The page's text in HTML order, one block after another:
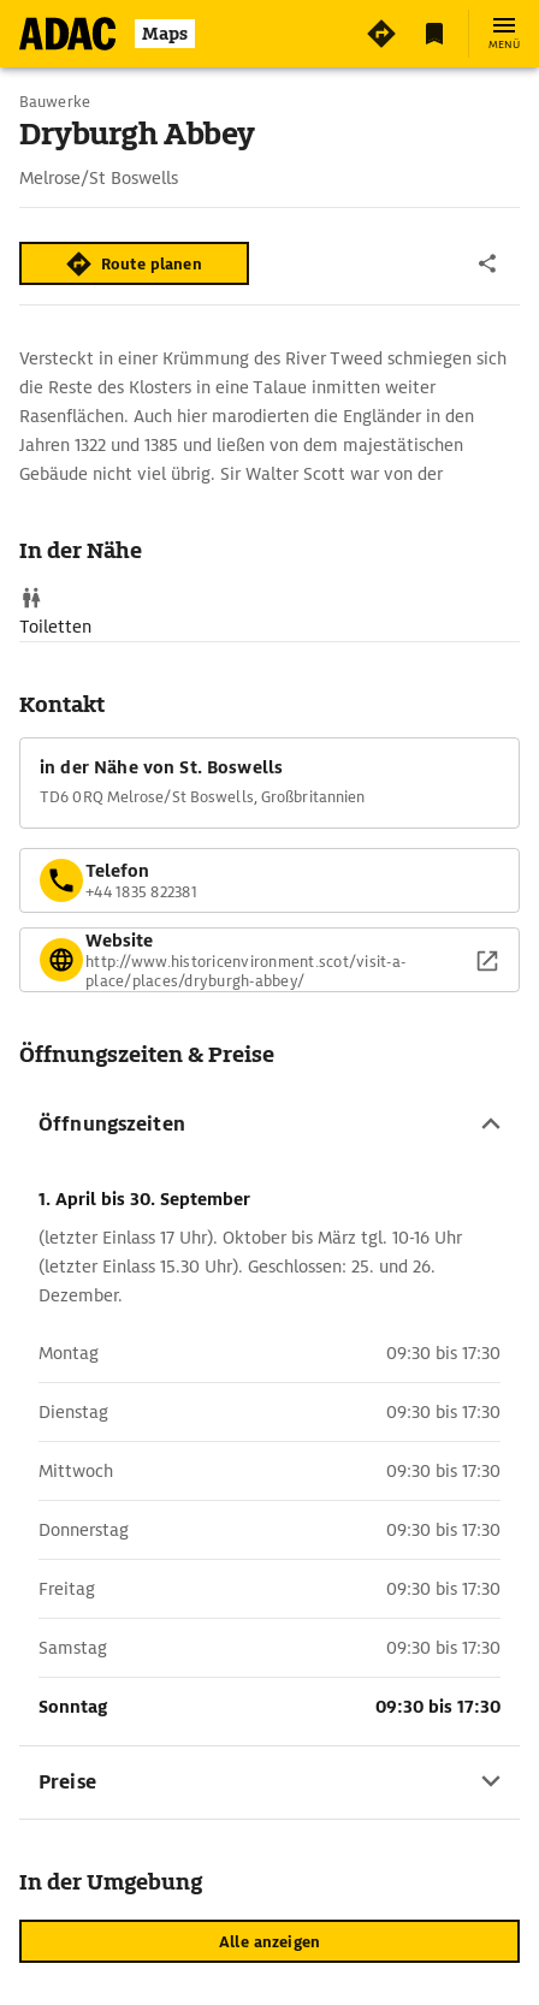
Maps MENÜ
Bauwerke
Dryburgh Abbey
Melrose/St Boswells
Route planen
Versteckt in einer Krümmung des River Tweed schmiegen sich
die Reste des Klosters in eine Talaue inmitten weiter
Rasenflächen. Auch hier marodierten die Engländer in den
Jahren 1322 und 1385 und ließen von dem majestätischen
Gebäude nicht viel übrig. Sir Walter Scott war von der
erster Biograf, John Gibson Lockhart, begraben.
In der Nähe
Toiletten
Kontakt
in der Nähe von St. Boswells
TD6 0RQ Melrose/St Boswells, Großbritannien
Telefon
+44 1835 822381
Website
http://www.historicenvironment.scot/visit-a-
place/places/dryburgh-abbey/
Öffnungszeiten & Preise
Öffnungszeiten
1. April bis 30. September
(letzter Einlass 17 Uhr). Oktober bis März tgl. 10-16 Uhr
(letzter Einlass 15.30 Uhr). Geschlossen: 25. und 26.
Dezember.
Montag 09:30 bis 17:30
Dienstag 09:30 bis 17:30
Mittwoch 09:30 bis 17:30
Donnerstag 09:30 bis 17:30
Freitag 09:30 bis 17:30
Samstag 09:30 bis 17:30
Sonntag 09:30 bis 17:30
Preise
In der Umgebung
Alle anzeigen